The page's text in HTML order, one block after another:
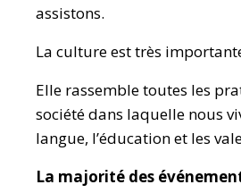
assistons.
La culture est très
Elle rassemble toutes les
société dans laquelle nous
langue, l’éducation et les
La majorité des